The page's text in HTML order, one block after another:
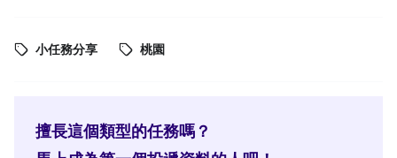
小任務分享 桃園
擅長這個類型的任務嗎？